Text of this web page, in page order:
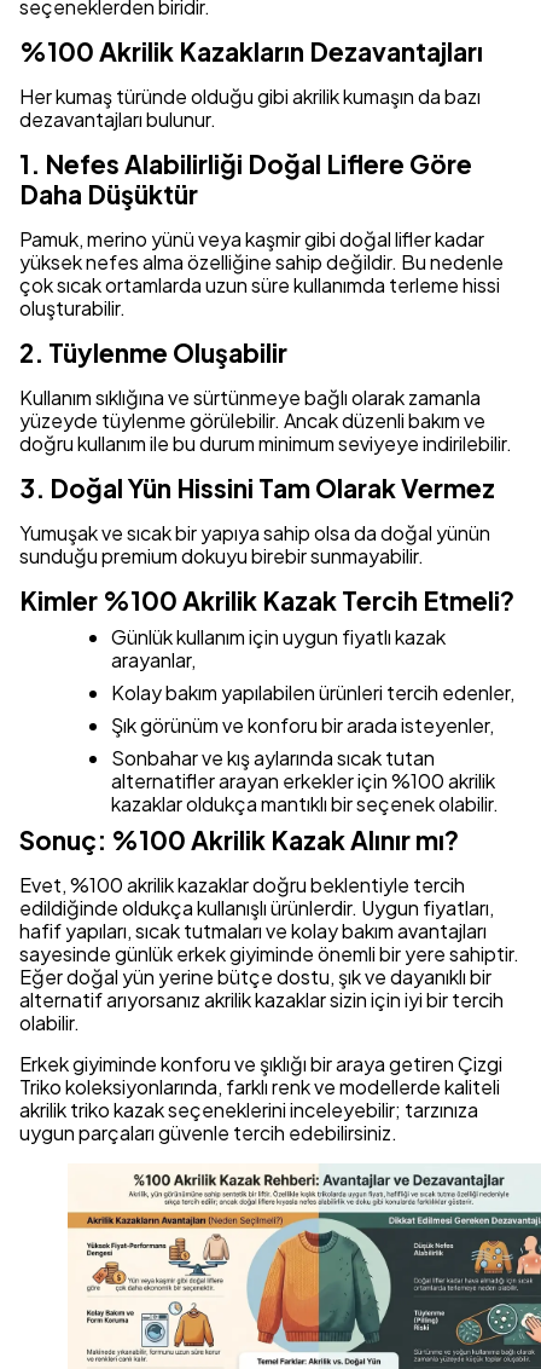
seçeneklerden biridir.
%100 Akrilik Kazakların Dezavantajları
Her kumaş türünde olduğu gibi akrilik kumaşın da bazı
dezavantajları bulunur.
1. Nefes Alabilirliği Doğal Liflere Göre
Daha Düşüktür
Pamuk, merino yünü veya kaşmir gibi doğal lifler kadar
yüksek nefes alma özelliğine sahip değildir. Bu nedenle
çok sıcak ortamlarda uzun süre kullanımda terleme hissi
oluşturabilir.
2. Tüylenme Oluşabilir
Kullanım sıklığına ve sürtünmeye bağlı olarak zamanla
yüzeyde tüylenme görülebilir. Ancak düzenli bakım ve
doğru kullanım ile bu durum minimum seviyeye indirilebilir.
3. Doğal Yün Hissini Tam Olarak Vermez
Yumuşak ve sıcak bir yapıya sahip olsa da doğal yünün
sunduğu premium dokuyu birebir sunmayabilir.
Kimler %100 Akrilik Kazak Tercih Etmeli?
Günlük kullanım için uygun fiyatlı kazak
arayanlar,
Kolay bakım yapılabilen ürünleri tercih edenler,
Şık görünüm ve konforu bir arada isteyenler,
Sonbahar ve kış aylarında sıcak tutan
alternatifler arayan erkekler için %100 akrilik
kazaklar oldukça mantıklı bir seçenek olabilir.
Sonuç: %100 Akrilik Kazak Alınır mı?
Evet, %100 akrilik kazaklar doğru beklentiyle tercih
edildiğinde oldukça kullanışlı ürünlerdir. Uygun fiyatları,
hafif yapıları, sıcak tutmaları ve kolay bakım avantajları
sayesinde günlük erkek giyiminde önemli bir yere sahiptir.
Eğer doğal yün yerine bütçe dostu, şık ve dayanıklı bir
alternatif arıyorsanız akrilik kazaklar sizin için iyi bir tercih
olabilir.
Erkek giyiminde konforu ve şıklığı bir araya getiren Çizgi
Triko koleksiyonlarında, farklı renk ve modellerde kaliteli
akrilik triko kazak seçeneklerini inceleyebilir; tarzınıza
uygun parçaları güvenle tercih edebilirsiniz.